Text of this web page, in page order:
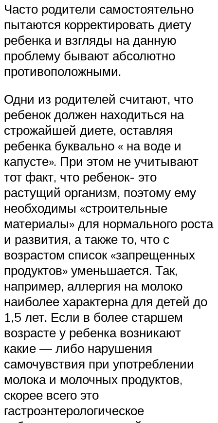
Часто родители самостоятельно
пытаются корректировать диету
ребенка и взгляды на данную
проблему бывают абсолютно
противоположными.
Одни из родителей считают, что
ребенок должен находиться на
строжайшей диете, оставляя
ребенка буквально « на воде и
капусте». При этом не учитывают
тот факт, что ребенок- это
растущий организм, поэтому ему
необходимы «строительные
материалы» для нормального роста
и развития, а также то, что с
возрастом список «запрещенных
продуктов» уменьшается. Так,
например, аллергия на молоко
наиболее характерна для детей до
1,5 лет. Если в более старшем
возрасте у ребенка возникают
какие — либо нарушения
самочувствия при употреблении
молока и молочных продуктов,
скорее всего это
гастроэнтерологическое